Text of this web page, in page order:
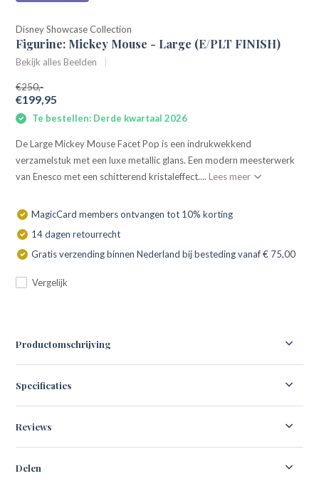
Disney Showcase Collection
Figurine: Mickey Mouse - Large (E/PLT FINISH)
Bekijk alles Beelden
€250,-
€199,95
Te bestellen: Derde kwartaal 2026
De Large Mickey Mouse Facet Pop is een indrukwekkend
verzamelstuk met een luxe metallic glans. Een modern meesterwerk
van Enesco met een schitterend kristaleffect.... Lees meer
MagicCard members ontvangen tot 10% korting
14 dagen retourrecht
Gratis verzending binnen Nederland bij besteding vanaf € 75,00
Vergelijk
Productomschrijving
Specificaties
Reviews
Delen